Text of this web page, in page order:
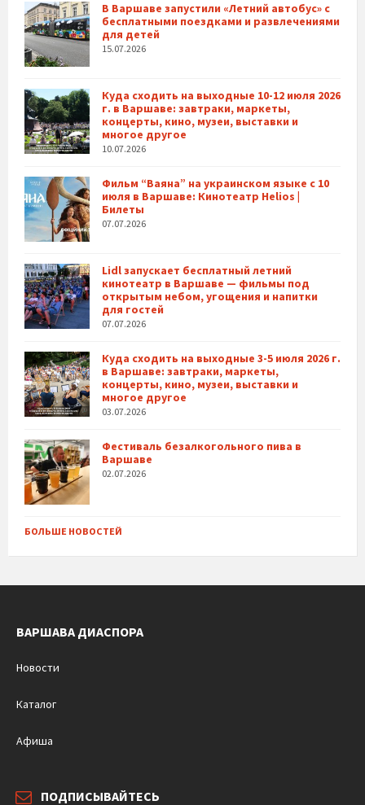
В Варшаве запустили «Летний автобус» с
бесплатными поездками и развлечениями
для детей
15.07.2026
Куда сходить на выходные 10-12 июля 2026
г. в Варшаве: завтраки, маркеты,
концерты, кино, музеи, выставки и
многое другое
10.07.2026
Фильм “Ваяна” на украинском языке с 10
июля в Варшаве: Кинотеатр Helios |
Билеты
07.07.2026
Lidl запускает бесплатный летний
кинотеатр в Варшаве — фильмы под
открытым небом, угощения и напитки
для гостей
07.07.2026
Куда сходить на выходные 3-5 июля 2026 г.
в Варшаве: завтраки, маркеты,
концерты, кино, музеи, выставки и
многое другое
03.07.2026
Фестиваль безалкогольного пива в
Варшаве
02.07.2026
БОЛЬШЕ НОВОСТЕЙ
ВАРШАВА ДИАСПОРА
Новости
Каталог
Афиша
ПОДПИСЫВАЙТЕСЬ